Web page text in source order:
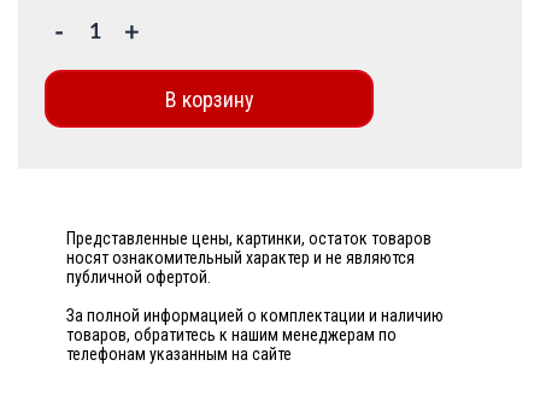
Представленные цены, картинки, остаток товаров
носят ознакомительный характер и не являются
публичной офертой.
За полной информацией о комплектации и наличию
товаров, обратитесь к нашим менеджерам по
телефонам указанным на сайте
+
-
В корзину